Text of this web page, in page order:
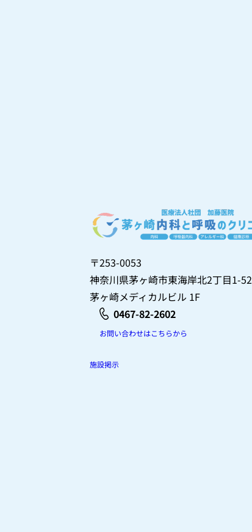
〒253-0053
神奈川県茅ヶ崎市東海岸北2丁目1-52
茅ヶ崎メディカルビル 1F
0467-82-2602
お問い合わせはこちらから
施設掲示